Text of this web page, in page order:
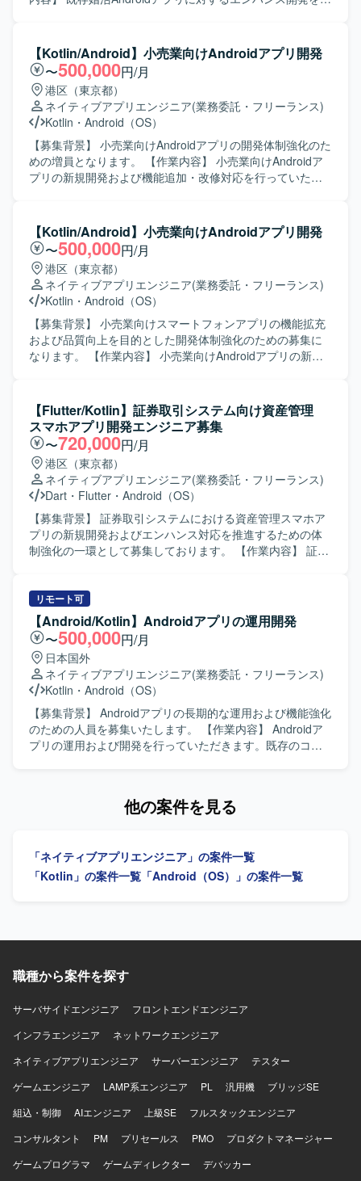
担当していただきます。また、チームメンバーや他チーム
と連携しながら、仕様調整やレビュー対応も行っていただ
きます。 【求める人物像】 チーム開発を前提に円滑なコミ
ュニケーションが取れ、自ら課題を発見し改善提案ができ
る方を求めています。既存の設計やテスト方針を尊重しつ
つ、より良いアーキテクチャや開発プロセスを意識して取
り組める方が望ましいです。 【ポジションの魅力】 コンシ
ューマ向け婚活アプリの開発に携わることで、多くのユー
ザーに影響力のあるサービス開発経験を積むことができま
の知見を深めることができます。 【開発環境】 Android向
けネイティブアプリ開発環境にて、Kotlin/JavaおよびGitを
用いたチーム開発を行います。アーキテクチャはClean
Architectureを意識した構成となっている想定です。
【Kotlin/Android】小売業向けAndroidアプリ開発
〜500,000円/月
港区（東京都）
ネイティブアプリエンジニア(業務委託・フリーランス)
Kotlin ・ Android（OS）
【募集背景】 小売業向けAndroidアプリの開発体制強化のた
めの増員となります。 【作業内容】 小売業向けAndroidア
プリの新規開発および機能追加・改修対応を行っていただ
す。 【求める人物像】 モバイルアプリ開発に主体的に取り
組み、周囲とコミュニケーションを取りながら自律的に開
発を推進いただける方を求めています。技術的な知見を活
かしつつ、仕様の意図を汲み取りながら柔軟に対応いただ
ける方が望ましいです。 【ポジションの魅力】 Kotlinを中
心としたAndroidアプリ開発に深く関わることができ、アプ
リの機能改善や品質向上に直接貢献できる環境です。クリ
ーンアーキテクチャやDDDなどのモダンな設計思想にも触
れながら経験を積むことができます。 【開発環境】 Kotlin
【Kotlin/Android】小売業向けAndroidアプリ開発
〜500,000円/月
港区（東京都）
ネイティブアプリエンジニア(業務委託・フリーランス)
Kotlin ・ Android（OS）
【募集背景】 小売業向けスマートフォンアプリの機能拡充
および品質向上を目的とした開発体制強化のための募集に
なります。 【作業内容】 小売業向けAndroidアプリの新規
や不具合修正などを担当していただきます。設計内容を踏
まえたコーディング、コードレビュー対応、必要に応じた
技術調査やドキュメント作成なども想定されています。
【求める人物像】 主体的に課題を発見し改善提案ができる
方を求めています。チームメンバーと円滑にコミュニケー
ションを取りながら開発を進められる方、仕様意図を理解
したうえで自律的に実装方針を検討できる方が望ましいで
す。 【ポジションの魅力】 小売業向けアプリの開発を通じ
て、ユーザーの利便性向上に直結する機能に携わることが
できます。KotlinによるAndroidアプリ開発の実務経験を積
ション開発環境になります。API連携を前提としたモバイル
アプリ開発に携わっていただきます。
【Flutter/Kotlin】証券取引システム向け資産管理
スマホアプリ開発エンジニア募集
〜720,000円/月
港区（東京都）
ネイティブアプリエンジニア(業務委託・フリーランス)
Dart ・ Flutter ・ Android（OS）
【募集背景】 証券取引システムにおける資産管理スマホア
プリの新規開発およびエンハンス対応を推進するための体
制強化の一環として募集しております。 【作業内容】 証券
イルアプリ開発を中心に、Kotlin を用いたBFF周辺の開発に
も関わっていただく想定です。生成AIを活用した開発プロ
セスを取り入れつつ、ビジネス側メンバーとコミュニケー
ションを取りながら要件の整理や仕様調整、実装、レビュ
ーを行っていただきます。スクラムベースのアジャイル開
発に参加し、定期的なリリースサイクルの中で設計から実
装、テスト、改善まで一連の工程に携わっていただきま
す。 【求める人物像】 チームメンバーやビジネス側と積極
的にコミュニケーションを取りながら、自ら課題を発見し
解決に向けて主体的に動ける方を求めております。新しい
関わる資産管理スマホアプリ開発に携わることで、ドメイ
に加え、生成AIを活用した開発プロセスを経験できる環境
です。スクラムによる短い開発サイクルの中で、企画から
しております。約3週間ごとのリリースサイクルで継続的な
リモート可
【Android/Kotlin】Androidアプリの運用開発
〜500,000円/月
日本国外
ネイティブアプリエンジニア(業務委託・フリーランス)
Kotlin ・ Android（OS）
【募集背景】 Androidアプリの長期的な運用および機能強化
のための人員を募集いたします。 【作業内容】 Androidア
プリの運用および開発を行っていただきます。既存のコー
ーションができる方を歓迎いたします。既存のコードに対
Androidアプリケーションの改善サイクルを継続的に経験で
きる環境です。既存コードの改善提案を行うことで、設計
他の案件を見る
「ネイティブアプリエンジニア」の案件一覧
「Kotlin」の案件一覧 「Android（OS）」の案件一覧
職種から案件を探す
サーバサイドエンジニア
フロントエンドエンジニア
インフラエンジニア
ネットワークエンジニア
ネイティブアプリエンジニア
サーバーエンジニア
テスター
ゲームエンジニア
LAMP系エンジニア PL 汎用機
ブリッジSE
組込・制御
AIエンジニア 上級SE
フルスタックエンジニア
コンサルタント
PM プリセールス PMO
プロダクトマネージャー
ゲームプログラマ
ゲームディレクター
デバッカー